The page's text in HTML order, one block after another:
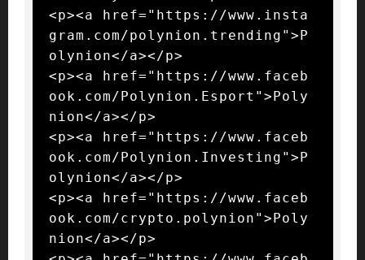
<p><a href="https://www.insta
gram.com/polynion.trending">P
olynion</a></p>
<p><a href="https://www.faceb
ook.com/Polynion.Esport">Poly
nion</a></p>
<p><a href="https://www.faceb
ook.com/Polynion.Investing">P
olynion</a></p>
<p><a href="https://www.faceb
ook.com/crypto.polynion">Poly
nion</a></p>